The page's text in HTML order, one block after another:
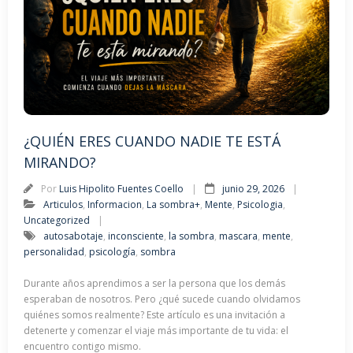
¿QUIÉN ERES CUANDO NADIE TE ESTÁ
MIRANDO?
Por Luis Hipolito Fuentes Coello
junio 29, 2026
Articulos, Informacion, La sombra+, Mente, Psicologia,
Uncategorized
autosabotaje, inconsciente, la sombra, mascara, mente,
personalidad, psicología, sombra
Durante años aprendimos a ser la persona que los demás
esperaban de nosotros. Pero ¿qué sucede cuando olvidamos
quiénes somos realmente? Este artículo es una invitación a
detenerte y comenzar el viaje más importante de tu vida: el
encuentro contigo mismo.